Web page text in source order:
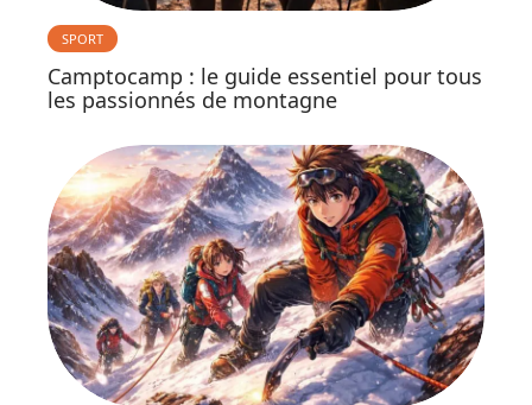
SPORT
Camptocamp : le guide essentiel pour tous
les passionnés de montagne